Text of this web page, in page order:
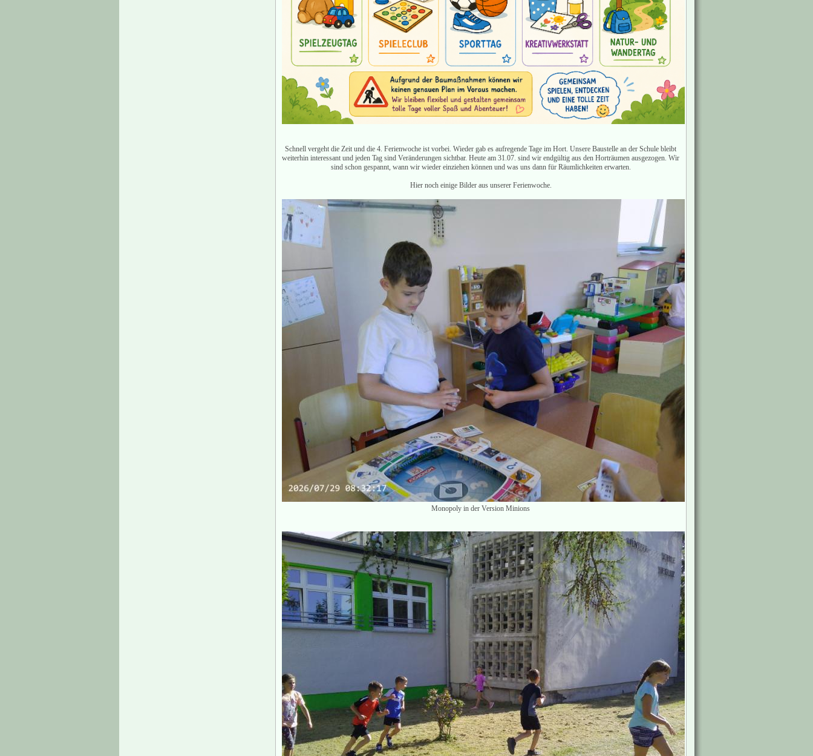
Schnell vergeht die Zeit und die 4. Ferienwoche ist vorbei. Wieder gab es aufregende Tage im Hort. Unsere Baustelle an der Schule bleibt
weiterhin interessant und jeden Tag sind Veränderungen sichtbar. Heute am 31.07. sind wir endgültig aus den Horträumen ausgezogen. Wir
sind schon gespannt, wann wir wieder einziehen können und was uns dann für Räumlichkeiten erwarten.
Hier noch einige Bilder aus unserer Ferienwoche.
Monopoly in der Version Minions